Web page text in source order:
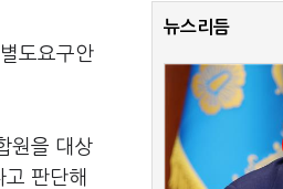
도요구안
원을 대상
판단해
뉴스리듬